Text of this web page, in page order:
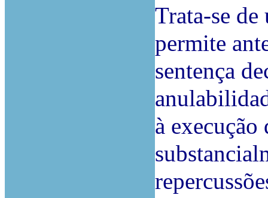
Trata-se
permite
sentença
à